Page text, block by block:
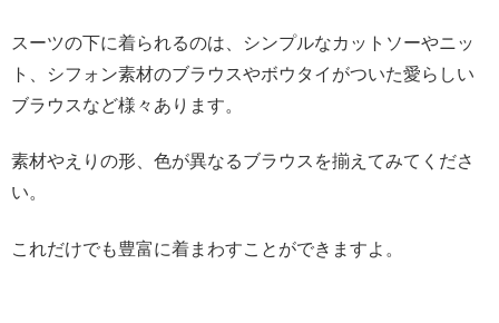
スーツの下に着られるのは、シンプルなカットソーやニッ
ト、シフォン素材のブラウスやボウタイがついた愛らしい
ブラウスなど様々あります。
素材やえりの形、色が異なるブラウスを揃えてみてくださ
い。
これだけでも豊富に着まわすことができますよ。